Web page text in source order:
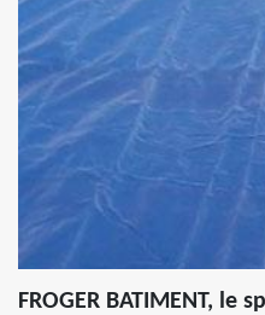
FROGER BATIMENT, le